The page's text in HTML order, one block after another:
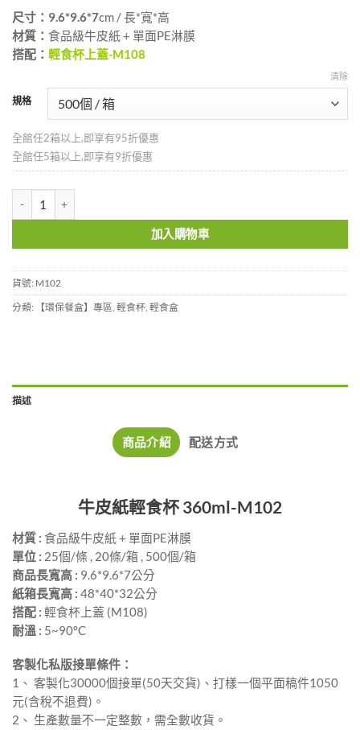
尺寸：9.6*9.6*7cm / 長*寬*高
材質： 食品級牛皮紙 + 單面PE淋膜
搭配： 輕食杯上蓋-M108
規格
清除
全館任2箱以上,即享有95折優惠
全館任5箱以上,即享有9折優惠
加入購物車
貨號: M102
分類:
【環保餐盒】專區 輕食杯 輕食盒
描述
商品介紹 配送方式
牛皮紙輕食杯 360ml-M102
材質 : 食品級牛皮紙 + 單面PE淋膜
單位 : 25個/條 , 20條/箱 , 500個/箱
商品長寬高 : 9.6*9.6*7公分
紙箱長寬高 : 48*40*32公分
搭配 : 輕食杯上蓋 (M108)
耐溫 : 5~90°C
客製化私版接單條件：
1、 客製化30000個接單(50天交貨)、打樣一個平面稿件1050
元(含稅不退費)。
2、 生產數量不一定整數，需全數收貨。